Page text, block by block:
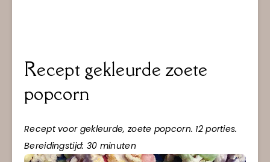
Recept gekleurde zoete
popcorn
Recept voor gekleurde, zoete popcorn. 12 porties.
Bereidingstijd: 30 minuten